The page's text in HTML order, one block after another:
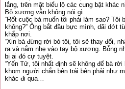
lắng, trên mặt biểu lộ các cung bật khác
Bộ xương vẫn không nói gì.
“Rốt cuộc bà muốn tôi phải làm sao? Tôi
không?” Ông bắt đầu bực mình, dãi dớt
khắp nơi.
“Xin bà đừng rời bỏ tôi, tôi sẽ thay đổi,
ra và nắm nhẹ vào tay bộ xương. Bỗng
bị ai đó cự tuyệt.
“Yến Tử, tôi nhất định sẽ không để bà rời
khom người chắn bên trái bên phải như
khác đi qua…